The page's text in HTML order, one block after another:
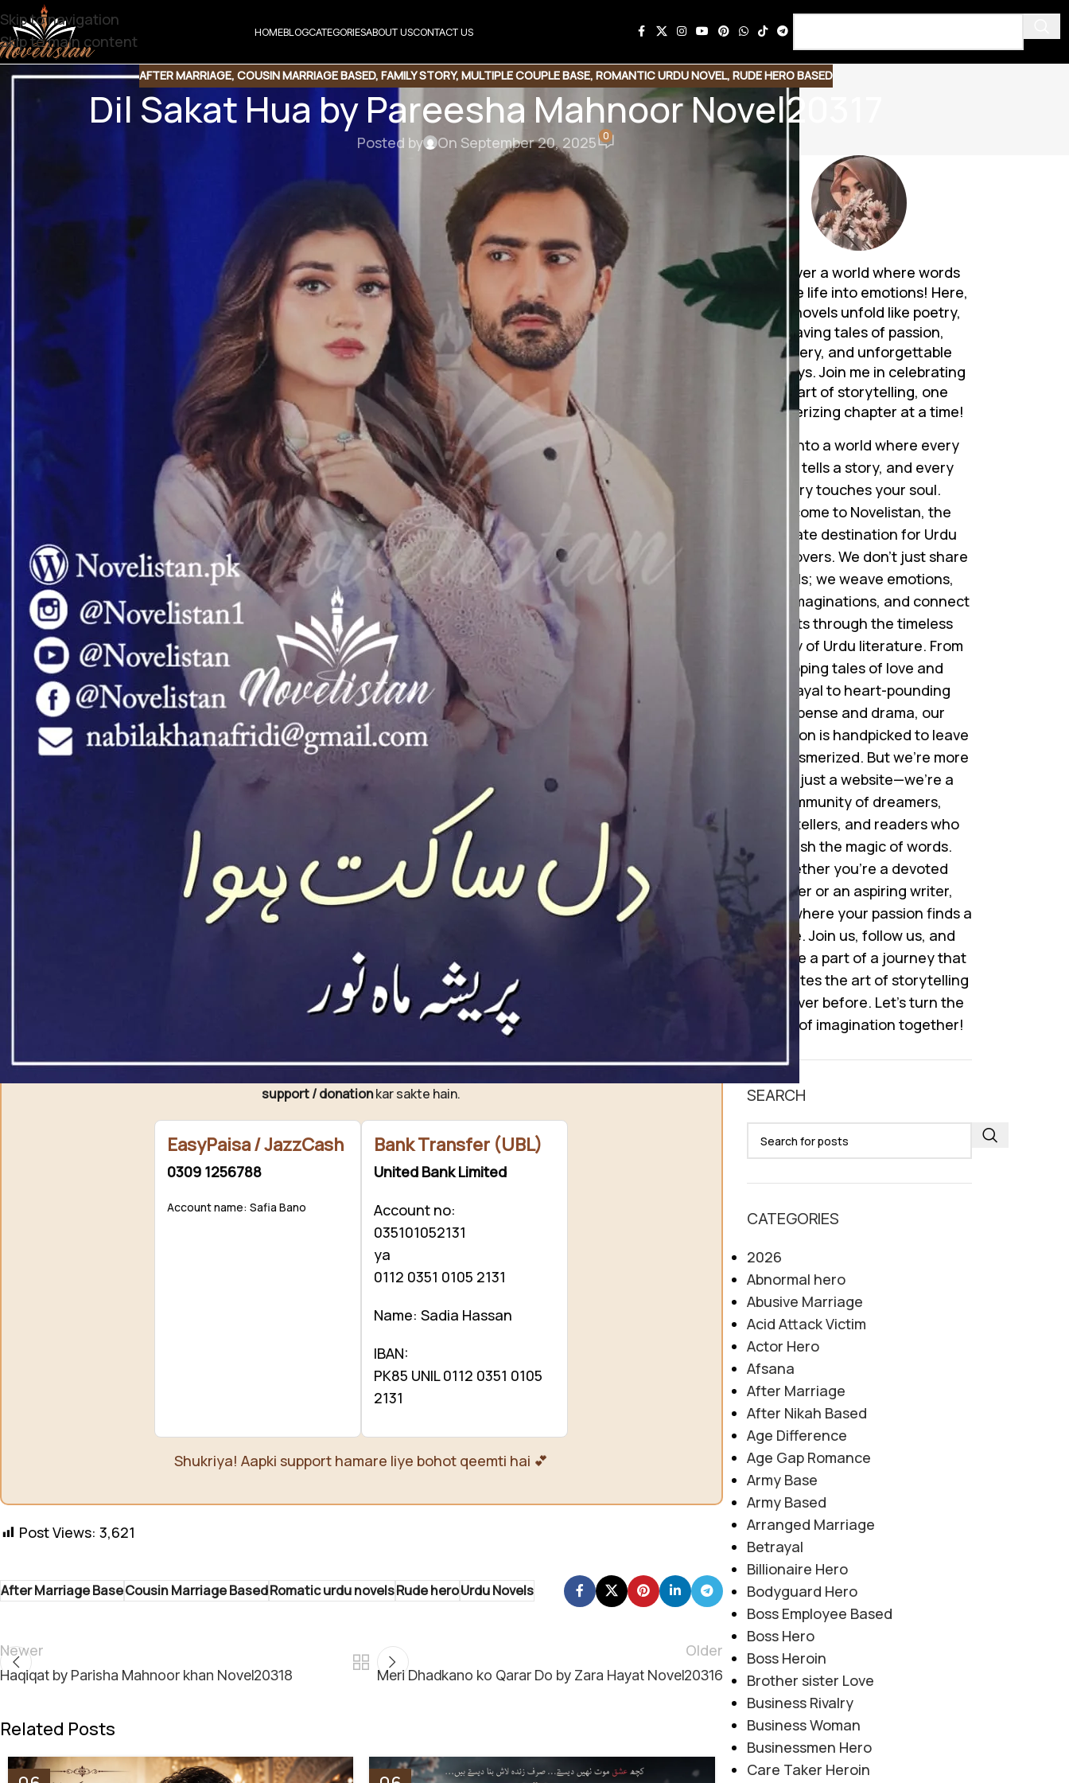
Skip to navigation
Skip to main content
HOMEBLOGCATEGORIESABOUT USCONTACT US
AFTER MARRIAGE, COUSIN MARRIAGE BASED, FAMILY STORY, MULTIPLE COUPLE BASE, ROMANTIC URDU NOVEL, RUDE HERO BASED
Dil Sakat Hua by Pareesha Mahnoor Novel20317
Posted by On September 20, 2025 0
Share this Novel
Share QR Share Link Copy Code
Dil Sakat Hua by Pareesha Mahnoor
After marriage | Cousin marriage | Joint Family System | Rude Hero | Romantic Novel
دشمن نہیں تو پھر ایلسا راشدہ بھیگم اس کی شادی کرنا چاہتی تھیں شمن نہ رہی تو ایلیا ۔۔ دونوں ہی انہیں بہت پسند تھیں۔۔ ایلسا کے نام پر تیمور
نے نخوت سے ناک چڑھائی۔۔ اپنے جلے ہوئے ہاتھ کو دیکھتے اس کے نام پر آنکھوں میں ناپسندیدگی در آئی۔۔
اس سے اچھا نہیں ہے کہ میں ایک بچہ گود لے لوں اور وہ آخری لڑکی ہو تب بھی نہ کروں۔۔ پورے گھر کو جنگل سمجھ کر اودھم مچائے رکھتی
ہے۔۔ مجھے ایلسا جیسی لڑکی بلکہ نہیں ایلسا جیسی بچی نہیں چاہیئے۔۔۔
رائلہ کے بارے میں سوچ لو پھر ۔۔ راشدہ بھیگم نے اس کی خالہ زادر کا نام لیا جو اس سے عمر میں دو سال بڑی تھی۔۔
آپ کو خان ولا کے سارے نمونے میرے ساتھ ہی جوڑنے ہیں“۔۔ اسے کوفت ہونے لگی تھی۔۔ تو پھر کس سے کرو گے تم ۔۔
جو مجھے پسند آئے گی اس سے کروں گا اور آپ یقین رکھیں جو تیمور کی آنکھوں کو بھا کر دل میں اتر گئی اسے اپنے نام کے ساتھ جوڑنے میں ایک پل کی
بھی تاخیر نہیں کروں گا میں “۔۔ وہ ان کے ہاتھ تھامتا ان کے قدموں می؟ بیٹھ گیا۔۔ یہ اس کی زارا کی عادت تھی کہ وہ اپنے ماں باپ کے قدموں
میں بیٹھ کر بات کرتے تھے۔۔
جانے کون ہو گی وہ ۔۔ راشدہ بھیگم نے آہ بھری۔۔
بیٹے کو دیکھا جسے کچھ بھی پسند آتا ہی نہیں تھا۔۔
Direct Download
support / donationkar sakte hain.
EasyPaisa / JazzCash
0309 1256788
Account name: Safia Bano
Bank Transfer (UBL)
United Bank Limited
Account no:
035101052131
ya
0112 0351 0105 2131
Name: Sadia Hassan
IBAN:
PK85 UNIL 0112 0351 0105
2131
Shukriya! Aapki support hamare liye bohot qeemti hai 💕
Post Views: 3,621
After Marriage BaseCousin Marriage BasedRomatic urdu novelsRude heroUrdu Novels
Newer
Haqiqat by Parisha Mahnoor khan Novel20318
Older
Meri Dhadkano ko Qarar Do by Zara Hayat Novel20316
Related Posts
Discover a world where words
breathe life into emotions! Here,
Urdu novels unfold like poetry,
weaving tales of passion,
mystery, and unforgettable
journeys. Join me in celebrating
the art of storytelling, one
mesmerizing chapter at a time!
Step into a world where every
word tells a story, and every
story touches your soul.
Welcome to Novelistan, the
ultimate destination for Urdu
novel lovers. We don’t just share
novels; we weave emotions,
ignite imaginations, and connect
hearts through the timeless
beauty of Urdu literature. From
gripping tales of love and
betrayal to heart-pounding
suspense and drama, our
collection is handpicked to leave
you mesmerized. But we’re more
than just a website—we’re a
community of dreamers,
storytellers, and readers who
cherish the magic of words.
Whether you’re a devoted
reader or an aspiring writer,
here’s where your passion finds a
home. Join us, follow us, and
become a part of a journey that
celebrates the art of storytelling
like never before. Let’s turn the
pages of imagination together!
SEARCH
CATEGORIES
2026
Abnormal hero
Abusive Marriage
Acid Attack Victim
Actor Hero
Afsana
After Marriage
After Nikah Based
Age Difference
Age Gap Romance
Army Base
Army Based
Arranged Marriage
Betrayal
Billionaire Hero
Bodyguard Hero
Boss Employee Based
Boss Hero
Boss Heroin
Brother sister Love
Business Rivalry
Business Woman
Businessmen Hero
Care Taker Heroin